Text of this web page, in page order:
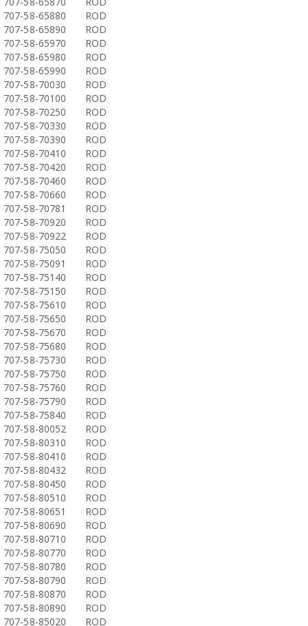
707-58-65880
ROD
707-58-65890
ROD
707-58-65970
ROD
707-58-65980
ROD
707-58-65990
ROD
707-58-70030
ROD
707-58-70100
ROD
707-58-70250
ROD
707-58-70330
ROD
707-58-70390
ROD
707-58-70410
ROD
707-58-70420
ROD
707-58-70460
ROD
707-58-70660
ROD
707-58-70781
ROD
707-58-70920
ROD
707-58-70922
ROD
707-58-75050
ROD
707-58-75091
ROD
707-58-75140
ROD
707-58-75150
ROD
707-58-75610
ROD
707-58-75650
ROD
707-58-75670
ROD
707-58-75680
ROD
707-58-75730
ROD
707-58-75750
ROD
707-58-75760
ROD
707-58-75790
ROD
707-58-75840
ROD
707-58-80052
ROD
707-58-80310
ROD
707-58-80410
ROD
707-58-80432
ROD
707-58-80450
ROD
707-58-80510
ROD
707-58-80651
ROD
707-58-80690
ROD
707-58-80710
ROD
707-58-80770
ROD
707-58-80780
ROD
707-58-80790
ROD
707-58-80870
ROD
707-58-80890
ROD
707-58-85020
ROD